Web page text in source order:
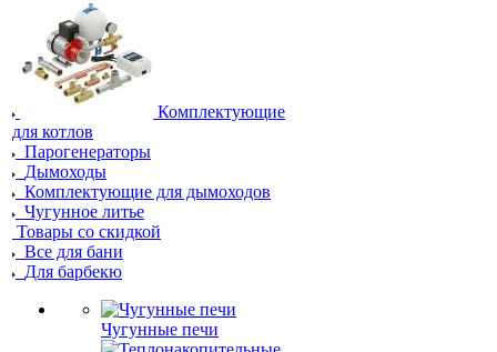
Комплектующие
для котлов
Парогенераторы
Дымоходы
Комплектующие для дымоходов
Чугунное литье
Товары со скидкой
Все для бани
Для барбекю
Чугунные печи